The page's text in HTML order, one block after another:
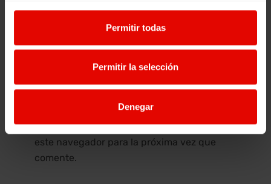
Permitir todas
Permitir la selección
Denegar
Guarda mi nombre, correo electrónico y web en
este navegador para la próxima vez que
comente.